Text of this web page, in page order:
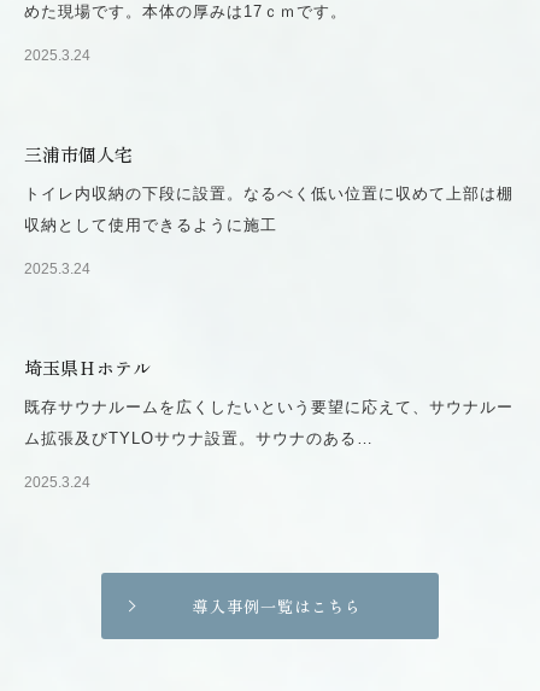
めた現場です。本体の厚みは17ｃｍです。
2025.3.24
三浦市個人宅
トイレ内収納の下段に設置。なるべく低い位置に収めて上部は棚
収納として使用できるように施工
2025.3.24
埼玉県Ｈホテル
既存サウナルームを広くしたいという要望に応えて、サウナルー
ム拡張及びTYLOサウナ設置。サウナのある…
2025.3.24
導入事例一覧はこちら